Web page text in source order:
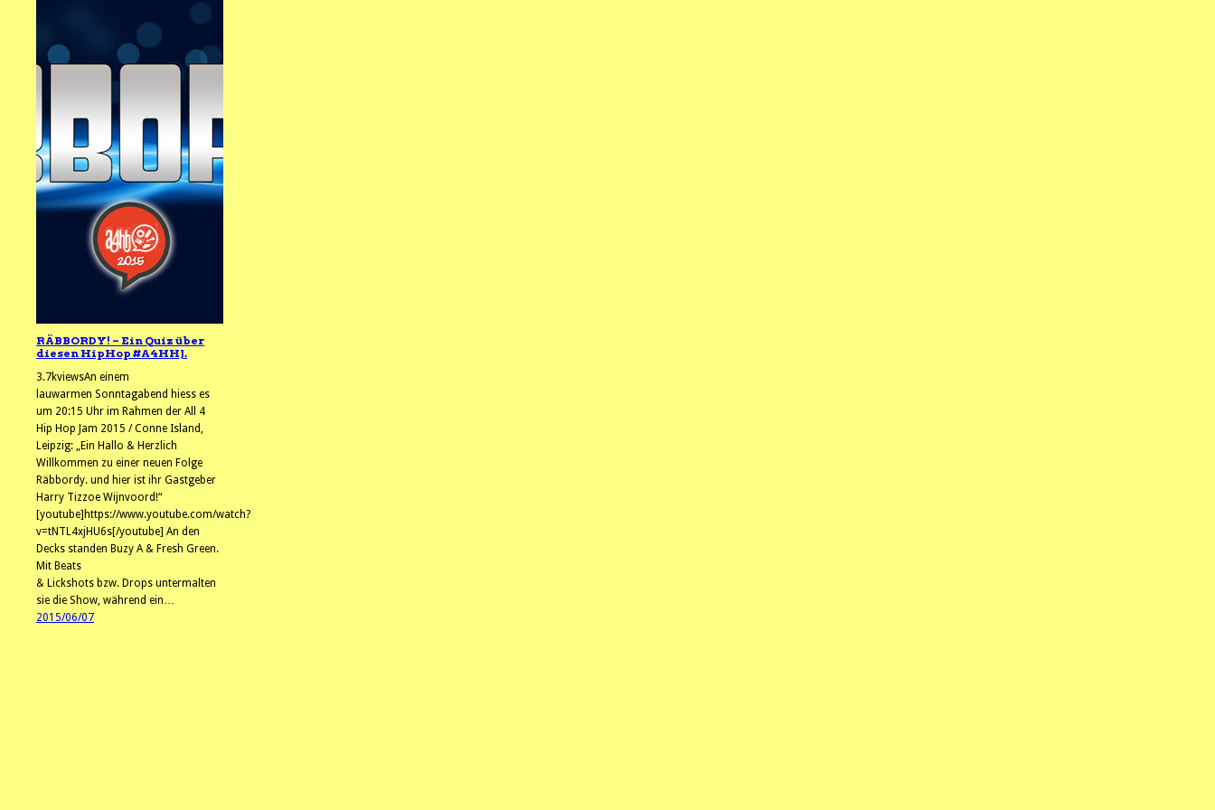
RÄBBORDY! – Ein Quiz über
diesen HipHop #A4HHJ.
3.7kviewsAn einem
lauwarmen Sonntagabend hiess es
um 20:15 Uhr im Rahmen der All 4
Hip Hop Jam 2015 / Conne Island,
Leipzig: „Ein Hallo & Herzlich
Willkommen zu einer neuen Folge
Räbbordy. und hier ist ihr Gastgeber
Harry Tizzoe Wijnvoord!“
[youtube]https://www.youtube.com/watch?
v=tNTL4xjHU6s[/youtube] An den
Decks standen Buzy A & Fresh Green.
Mit Beats
& Lickshots bzw. Drops untermalten
sie die Show, während ein…
2015/06/07